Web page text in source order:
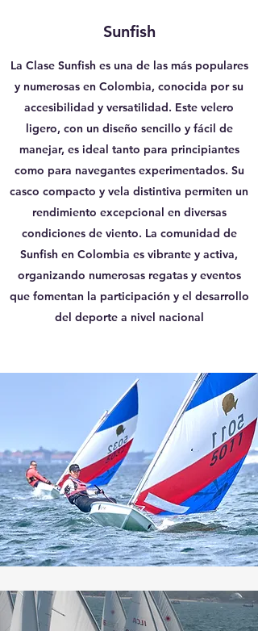
Sunfish
La Clase Sunfish es una de las más populares
y numerosas en Colombia, conocida por su
accesibilidad y versatilidad. Este velero
ligero, con un diseño sencillo y fácil de
manejar, es ideal tanto para principiantes
como para navegantes experimentados. Su
casco compacto y vela distintiva permiten un
rendimiento excepcional en diversas
condiciones de viento. La comunidad de
Sunfish en Colombia es vibrante y activa,
organizando numerosas regatas y eventos
que fomentan la participación y el desarrollo
del deporte a nivel nacional